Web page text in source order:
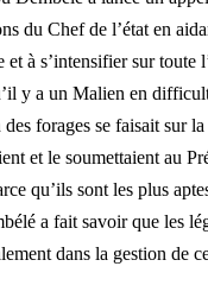
du Chef de l’état en
et à s’intensifier sur
y a un Malien en
forages se faisait sur
et le soumettaient au
qu’ils sont les plus
a fait savoir que les
dans la gestion de